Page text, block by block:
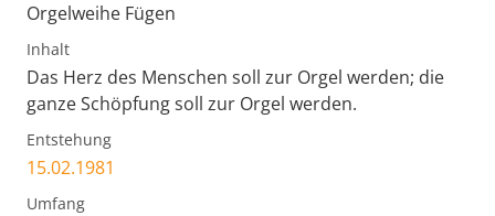
Orgelweihe Fügen
Inhalt
Das Herz des Menschen soll zur Orgel werden; die
ganze Schöpfung soll zur Orgel werden.
Entstehung
15.02.1981
Umfang